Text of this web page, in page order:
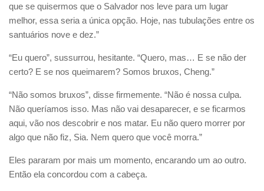
que se quisermos que o Salvador nos leve para um lugar
melhor, essa seria a única opção. Hoje, nas tubulações entre os
santuários nove e dez.”
“Eu quero”, sussurrou, hesitante. “Quero, mas… E se não der
certo? E se nos queimarem? Somos bruxos, Cheng.”
“Não somos bruxos”, disse firmemente. “Não é nossa culpa.
Não queríamos isso. Mas não vai desaparecer, e se ficarmos
aqui, vão nos descobrir e nos matar. Eu não quero morrer por
algo que não fiz, Sia. Nem quero que você morra.”
Eles pararam por mais um momento, encarando um ao outro.
Então ela concordou com a cabeça.